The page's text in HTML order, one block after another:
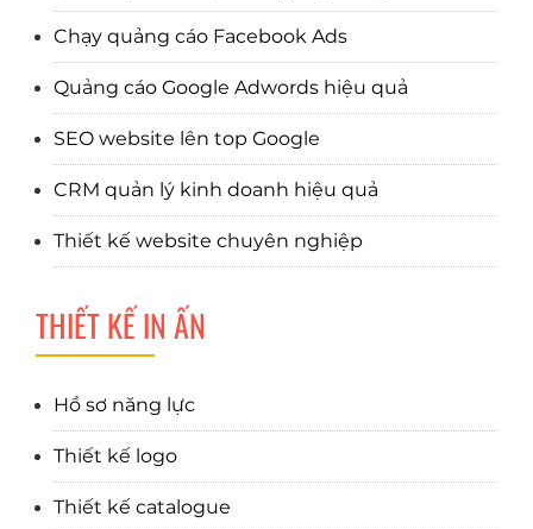
Chạy quảng cáo Facebook Ads
Quảng cáo Google Adwords hiệu quả
SEO website lên top Google
CRM quản lý kinh doanh hiệu quả
Thiết kế website chuyên nghiệp
THIẾT KẾ IN ẤN
Hồ sơ năng lực
Thiết kế logo
Thiết kế catalogue